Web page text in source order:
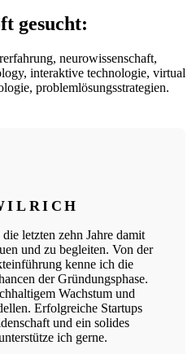
gesucht:
neurowissenschaft,
interaktive technologie, virtual
problemlösungsstrategien.
letzten zehn Jahre damit
und zu begleiten. Von der
kenne ich die
der Gründungsphase.
Wachstum und
Erfolgreiche Startups
und ein solides
ich gerne.